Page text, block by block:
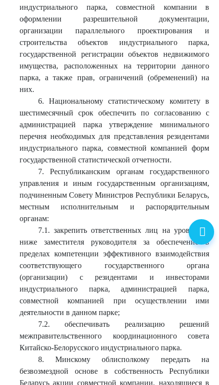
индустриального парка, совместной компании в
оформлении разрешительной документации,
организации параллельного проектирования и
строительства объектов индустриального парка,
государственной регистрации объектов недвижимого
имущества, расположенных на территории данного
парка, а также прав, ограничений (обременений) на
них.
6. Национальному статистическому комитету в
шестимесячный срок обеспечить по согласованию с
администрацией парка утверждение минимального
перечня необходимых для представления резидентами
индустриального парка, совместной компанией форм
государственной статистической отчетности.
7. Республиканским органам государственного
управления и иным государственным организациям,
подчиненным Совету Министров Республики Беларусь,
местным исполнительным и распорядительным
органам:
7.1. закрепить ответственных лиц на уровне не
ниже заместителя руководителя за обеспечение в
пределах компетенции эффективного взаимодействия
соответствующего государственного органа
(организации) с резидентами и инвесторами
индустриального парка, администрацией парка,
совместной компанией при осуществлении ими
деятельности в данном парке;
7.2. обеспечивать реализацию решений
межправительственного координационного совета
Китайско-Белорусского индустриального парка.
8. Минскому облисполкому передать на
безвозмездной основе в собственность Республики
Беларусь акции совместной компании, находящиеся в